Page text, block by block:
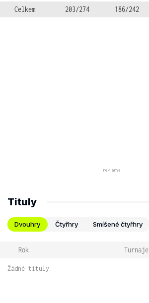
Celkem
203/274 186/242
Tituly
Dvouhry Čtyřhry Smíšené čtyřhry
Rok Turnaje
Žádné tituly